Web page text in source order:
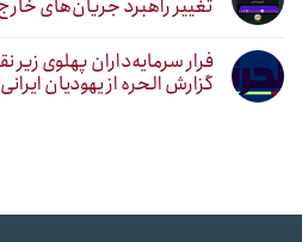
تغییر راهبرد جریان‌های
فرار سرمایه‌داران پهلوی
گزارش الحره از یهودیان